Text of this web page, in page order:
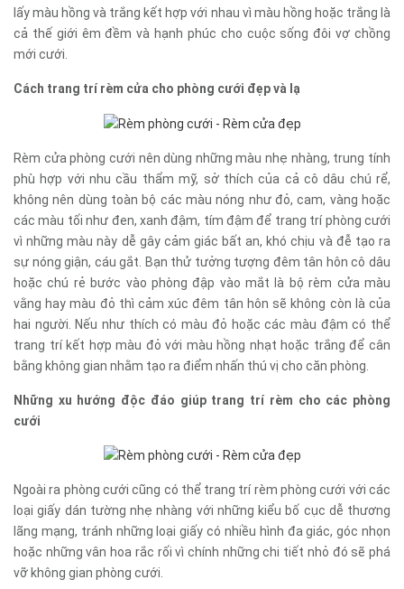
lấy màu hồng và trắng kết hợp với nhau vì màu hồng hoặc trắng là
cả thế giới êm đềm và hạnh phúc cho cuộc sống đôi vợ chồng
mới cưới.
Cách trang trí rèm cửa cho phòng cưới đẹp và lạ
Rèm cửa phòng cưới nên dùng những màu nhẹ nhàng, trung tính
phù hợp với nhu cầu thẩm mỹ, sở thích của cả cô dâu chú rể,
không nên dùng toàn bộ các màu nóng như đỏ, cam, vàng hoặc
các màu tối như đen, xanh đậm, tím đậm để trang trí phòng cưới
vì những màu này dễ gây cảm giác bất an, khó chịu và đễ tạo ra
sự nóng giận, cáu gắt. Bạn thử tưởng tượng đêm tân hôn cô dâu
hoặc chú rẻ bước vào phòng đập vào mắt là bộ rèm cửa màu
vằng hay màu đỏ thì cảm xúc đêm tân hôn sẽ không còn là của
hai người. Nếu như thích có màu đỏ hoặc các màu đậm có thể
trang trí kết hợp màu đỏ với màu hồng nhạt hoặc trắng để cân
bằng không gian nhằm tạo ra điểm nhấn thú vị cho căn phòng.
Những xu hướng độc đáo giúp trang trí rèm cho các phòng
cưới
Ngoài ra phòng cưới cũng có thể trang trí rèm phòng cưới với các
loại giấy dán tường nhẹ nhàng với những kiểu bố cục dễ thương
lãng mạng, tránh những loại giấy có nhiều hình đa giác, góc nhọn
hoặc những vân hoa rắc rối vì chính những chi tiết nhỏ đó sẽ phá
vỡ không gian phòng cưới.